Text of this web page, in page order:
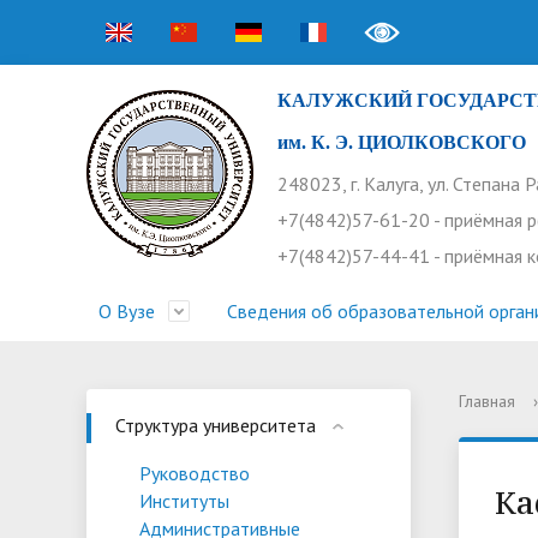
КАЛУЖСКИЙ
им. К. Э. ЦИОЛКОВСКОГО
248023, г. Калуга, ул. Степана
+7(4842)57-61-20 - приёмная
+7(4842)57-44-41 - приёмная
О Вузе
Устав
Профсоюз работников
Бассейн
Сведения об образовательной
Прием 2026. Ординатура
Оплата
Профком студентов
Конференции
Научные труды КГУ
Часто
Структура университета
Руководство
Институты
Административные
Главная ›